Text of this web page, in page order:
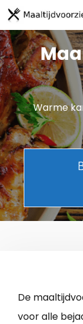
Spring
naar
inhoud
Warme
De
voor alle